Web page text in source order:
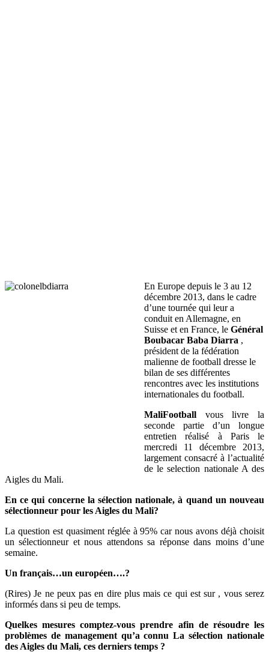
En Europe depuis le 3 au 12
décembre 2013, dans le cadre
d’une tournée qui leur a
conduit en Allemagne, en
Suisse et en France, le Général
Boubacar Baba Diarra ,
président de la fédération
malienne de football dresse le
bilan de ses différentes
rencontres avec les institutions
internationales du football.
MaliFootball vous livre la
seconde partie d’un longue
entretien réalisé à Paris le
mercredi 11 décembre 2013,
largement consacré à l’actualité
de le selection nationale A des
Aigles du Mali.
En ce qui concerne la sélection nationale, à quand un nouveau
sélectionneur pour les Aigles du Mali?
La question est quasiment réglée à 95% car nous avons déjà choisit
un sélectionneur et nous attendons sa réponse dans moins d’une
semaine.
Un français…un européen….?
(Rires) Je ne peux pas en dire plus mais ce qui est sur , vous serez
informés dans si peu de temps.
Quelkes mesures comptez-vous prendre afin de résoudre les
problèmes de management qu’a connu La sélection nationale
des Aigles du Mali, ces derniers temps ?